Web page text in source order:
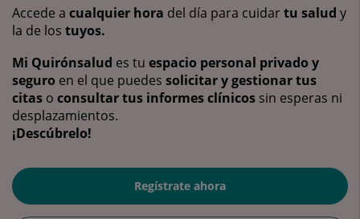
Accede a cualquier hora del día para cuidartu salud y
la de los tuyos.
Mi Quirónsalud es tu espacio personal privado y
seguro en el que puedes solicitar y gestionar tus
citas o consultar tus informes clínicos sin esperas ni
desplazamientos.
¡Descúbrelo!
Regístrate ahora